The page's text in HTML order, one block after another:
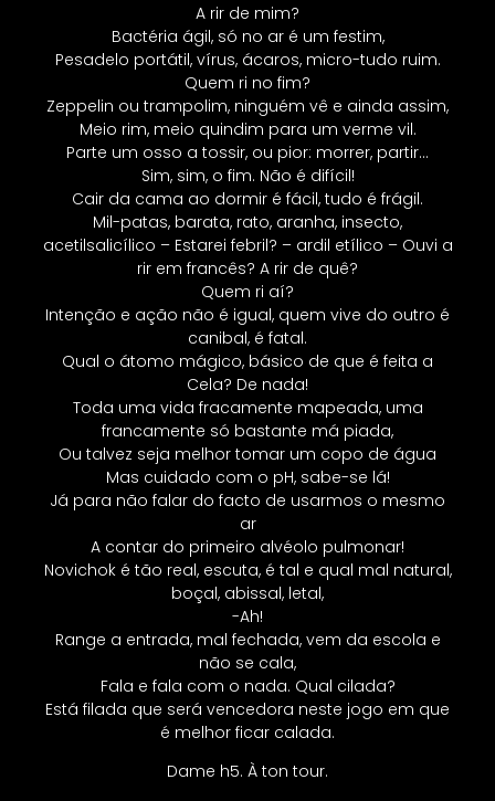
A rir de mim?
Bactéria ágil, só no ar é um festim,
Pesadelo portátil, vírus, ácaros, micro-tudo ruim.
Quem ri no fim?
Zeppelin ou trampolim, ninguém vê e ainda assim,
Meio rim, meio quindim para um verme vil.
Parte um osso a tossir, ou pior: morrer, partir…
Sim, sim, o fim. Não é difícil!
Cair da cama ao dormir é fácil, tudo é frágil.
Mil-patas, barata, rato, aranha, insecto,
acetilsalicílico – Estarei febril? – ardil etílico – Ouvi a
rir em francês? A rir de quê?
Quem ri aí?
Intenção e ação não é igual, quem vive do outro é
canibal, é fatal.
Qual o átomo mágico, básico de que é feita a
Cela? De nada!
Toda uma vida fracamente mapeada, uma
francamente só bastante má piada,
Ou talvez seja melhor tomar um copo de água
Mas cuidado com o pH, sabe-se lá!
Já para não falar do facto de usarmos o mesmo
ar
A contar do primeiro alvéolo pulmonar!
Novichok é tão real, escuta, é tal e qual mal natural,
boçal, abissal, letal,
-Ah!
Range a entrada, mal fechada, vem da escola e
não se cala,
Fala e fala com o nada. Qual cilada?
Está filada que será vencedora neste jogo em que
é melhor ficar calada.
Dame h5. À ton tour.